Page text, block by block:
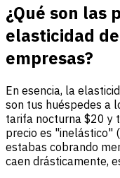
¿Qué son las
elasticidad
empresas?
En esencia, la
son tus huéspedes a
tarifa nocturna $20 y
precio es "inelástico"
estabas cobrando
caen drásticamente,